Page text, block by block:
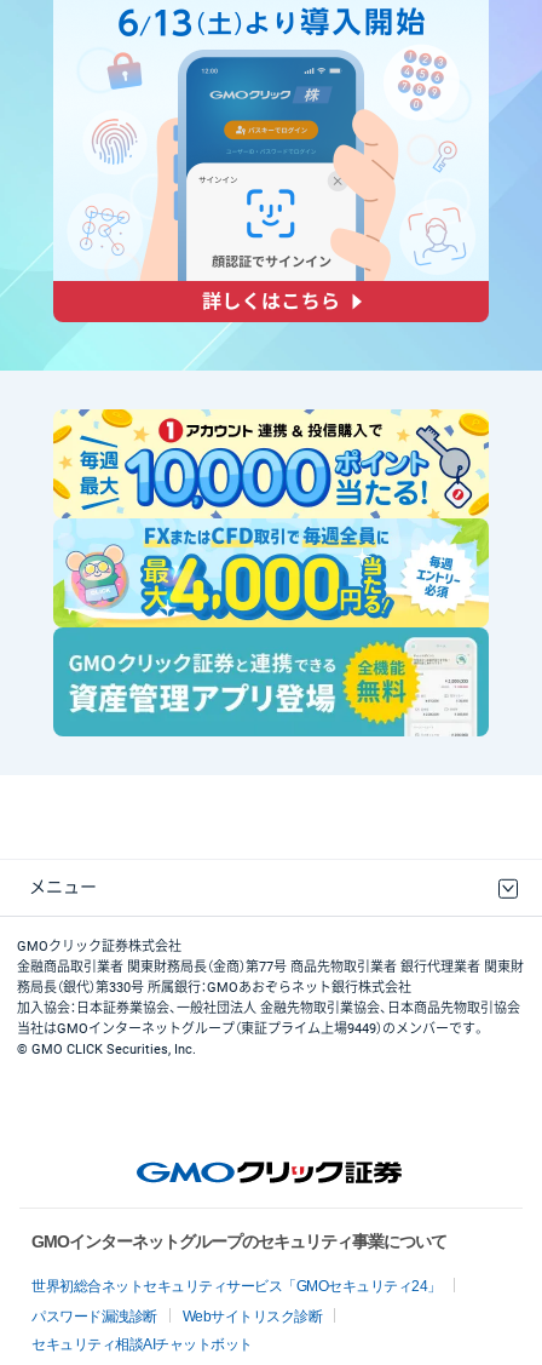
メニュー
取引規程・約款
最良執行方針
ディスクレイマー
リスク説明
GMOクリック証券ホームページ
GMOクリック証券株式会社
金融商品取引業者 関東財務局長（金商）第77号 商品先物取引業者 銀行代理業者 関東財
務局長（銀代）第330号 所属銀行：GMOあおぞらネット銀行株式会社
加入協会：日本証券業協会、一般社団法人 金融先物取引業協会、日本商品先物取引協会
当社はGMOインターネットグループ（東証プライム上場9449）のメンバーです。
© GMO CLICK Securities, Inc.
GMOインターネットグループのセキュリティ事業について
世界初総合ネットセキュリティサービス「GMOセキュリティ24」
パスワード漏洩診断
Webサイトリスク診断
セキュリティ相談AIチャットボット